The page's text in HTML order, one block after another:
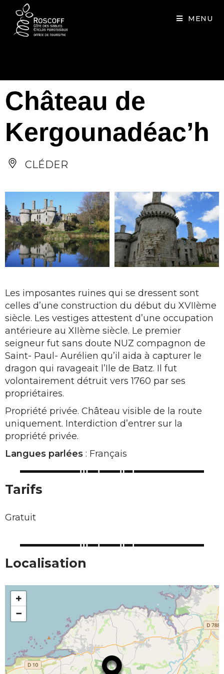
MENU
Château de
Kergounadéac’h
CLÉDER
Les imposantes ruines qui se dressent sont
celles d’une construction du début du XVIIème
siècle. Les vestiges attestent d’une occupation
antérieure au XIIème siècle. Le premier
seigneur fut sans doute NUZ compagnon de
Saint- Paul- Aurélien qu’il aida à capturer le
dragon qui ravageait l’Ile de Batz. Il fut
volontairement détruit vers 1760 par ses
propriétaires.
Propriété privée. Château visible de la route
uniquement. Interdiction d’entrer sur la
propriété privée.
Langues parlées : Français
Tarifs
Gratuit
Localisation
+
−
Cookies management panel